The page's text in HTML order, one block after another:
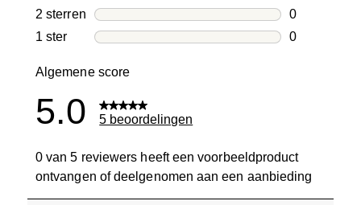
0
2 sterren sterren
0
0
1 ster sterren
0
Algemene score
5.0 5 beoordelingen
0 van 5 reviewers heeft een voorbeeldproduct
ontvangen of deelgenomen aan een aanbieding